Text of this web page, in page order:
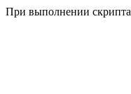
При выполнении